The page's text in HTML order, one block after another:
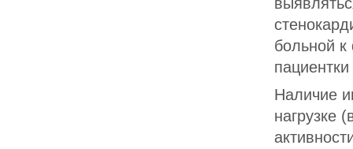
больной к
Наличие
нагрузке